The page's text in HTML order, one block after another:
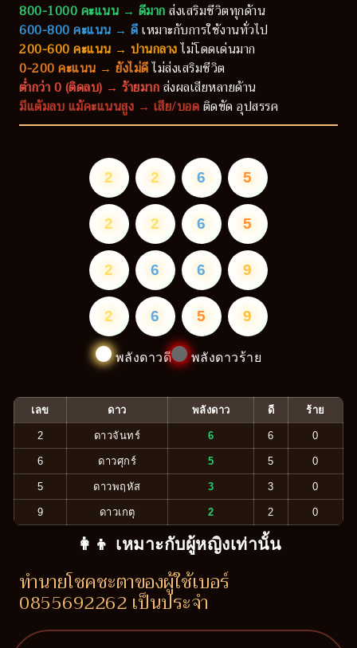
800-1000 คะแนน → ดีมากส่งเสริมชีวิตทุกด้าน
600-800 คะแนน → ดีเหมาะกับการใช้งานทั่วไป
200-600 คะแนน → ปานกลางไม่โดดเด่นมาก
0-200 คะแนน → ยังไม่ดีไม่ส่งเสริมชีวิต
ต่ำกว่า 0 (ติดลบ) → ร้ายมากส่งผลเสียหลายด้าน
มีแต้มลบ แม้คะแนนสูง → เสีย/บอดติดขัด อุปสรรค
2 2 6 5
2 2 6 5
2 6 6 9
2 6 5 9
พลังดาวดี พลังดาวร้าย
เลข ดาว พลังดาว ดี ร้าย
2 ดาวจันทร์ 6 6 0
6 ดาวศุกร์ 5 5 0
5 ดาวพฤหัส 3 3 0
9 ดาวเกตุ 2 2 0
👩‍👦 เหมาะกับผู้หญิงเท่านั้น
ทำนายโชคชะตาของผู้ใช้เบอร์
0855692262 เป็นประจำ